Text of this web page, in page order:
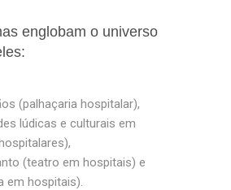
englobam o universo
(palhaçaria hospitalar),
lúdicas e culturais em
(teatro em hospitais) e
em hospitais).